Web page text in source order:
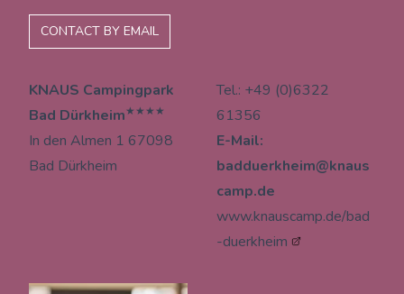
CONTACT BY EMAIL
KNAUS Campingpark
Bad Dürkheim★★★★
In den Almen 1 67098
Bad Dürkheim
Tel.: +49 (0)6322
61356
E-Mail:
badduerkheim@knaus
camp.de
www.knauscamp.de/bad
-duerkheim